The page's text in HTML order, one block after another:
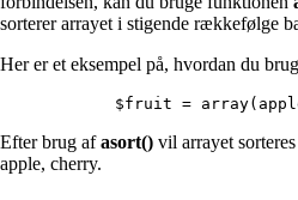
sorterer arrayet i stigende rækkefølge
Her er et eksempel på, hvordan du
$fruit =
Efter brug afasort() vil arrayet
apple, cherry.